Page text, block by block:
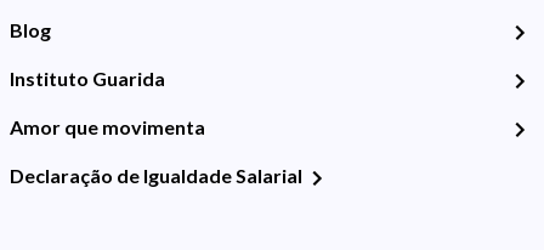
Blog
Instituto Guarida
Amor que movimenta
Declaração de Igualdade Salarial